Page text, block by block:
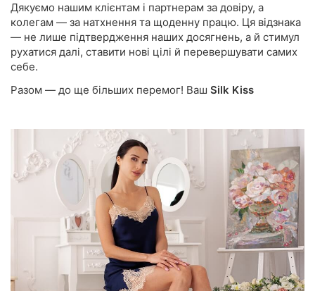
Дякуємо нашим клієнтам і партнерам за довіру, а
колегам — за натхнення та щоденну працю. Ця відзнака
— не лише підтвердження наших досягнень, а й стимул
рухатися далі, ставити нові цілі й перевершувати самих
себе.
Разом — до ще більших перемог! Ваш Silk Kiss